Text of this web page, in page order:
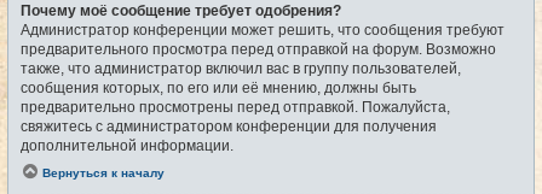
Почему моё сообщение требует одобрения?
Администратор конференции может решить, что сообщения требуют
предварительного просмотра перед отправкой на форум. Возможно
также, что администратор включил вас в группу пользователей,
сообщения которых, по его или её мнению, должны быть
предварительно просмотрены перед отправкой. Пожалуйста,
свяжитесь с администратором конференции для получения
дополнительной информации.
Вернуться к началу